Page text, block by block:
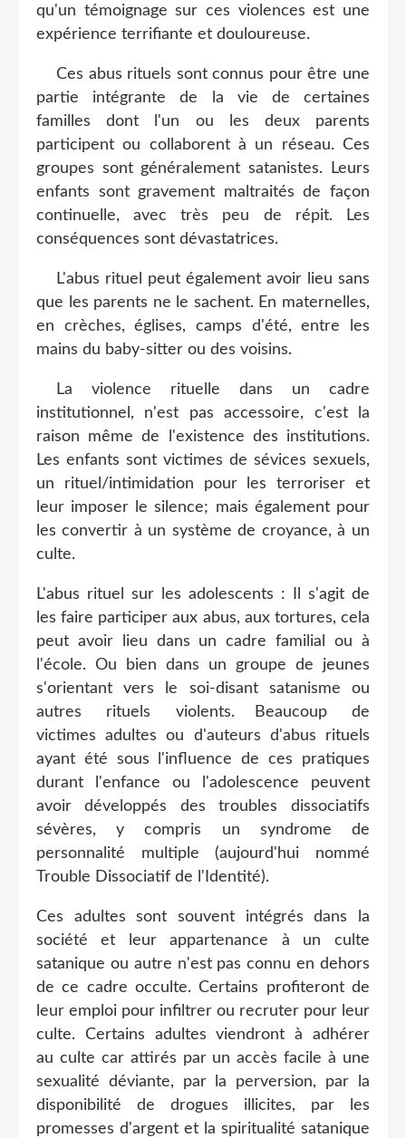
qu'un témoignage sur ces violences est une
expérience terrifiante et douloureuse.
Ces abus rituels sont connus pour être une
partie intégrante de la vie de certaines
familles dont l'un ou les deux parents
participent ou collaborent à un réseau. Ces
groupes sont généralement satanistes. Leurs
enfants sont gravement maltraités de façon
continuelle, avec très peu de répit. Les
conséquences sont dévastatrices.
L'abus rituel peut également avoir lieu sans
que les parents ne le sachent. En maternelles,
en crèches, églises, camps d'été, entre les
mains du baby-sitter ou des voisins.
La violence rituelle dans un cadre
institutionnel, n'est pas accessoire, c'est la
raison même de l'existence des institutions.
Les enfants sont victimes de sévices sexuels,
un rituel/intimidation pour les terroriser et
leur imposer le silence; mais également pour
les convertir à un système de croyance, à un
culte.
L'abus rituel sur les adolescents : Il s'agit de
les faire participer aux abus, aux tortures, cela
peut avoir lieu dans un cadre familial ou à
l'école. Ou bien dans un groupe de jeunes
s'orientant vers le soi-disant satanisme ou
autres rituels violents. Beaucoup de
victimes adultes ou d'auteurs d'abus rituels
ayant été sous l'influence de ces pratiques
durant l'enfance ou l'adolescence peuvent
avoir développés des troubles dissociatifs
sévères, y compris un syndrome de
personnalité multiple (aujourd'hui nommé
Trouble Dissociatif de l'Identité).
Ces adultes sont souvent intégrés dans la
société et leur appartenance à un culte
satanique ou autre n'est pas connu en dehors
de ce cadre occulte. Certains profiteront de
leur emploi pour infiltrer ou recruter pour leur
culte. Certains adultes viendront à adhérer
au culte car attirés par un accès facile à une
sexualité déviante, par la perversion, par la
disponibilité de drogues illicites, par les
promesses d'argent et la spiritualité satanique